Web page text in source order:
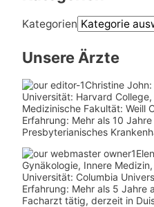
Kategorien
Unsere Ärzte
Christine John:
Universität: Harvard College,
Medizinische Fakultät: Weill
Erfahrung: Mehr als 10
Presbyterianisches
Gynäkologie, Innere
Universität: Columbia
Erfahrung: Mehr als 5 Jahre
Facharzt tätig, derzeit in